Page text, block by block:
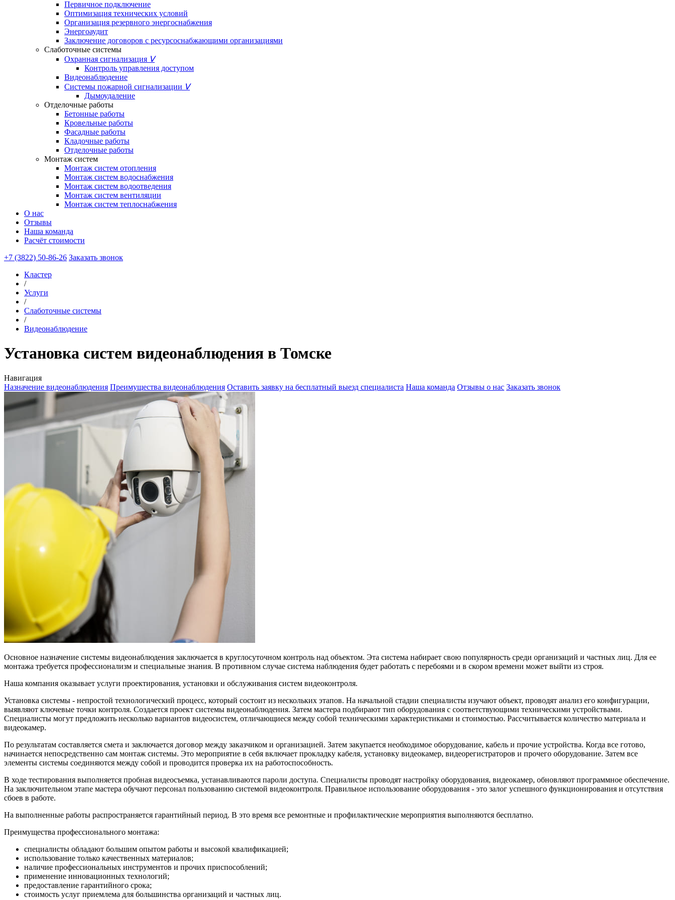
Первичное подключение
Оптимизация технических условий
Организация резервного энергоснабжения
Энергоаудит
Заключение договоров с ресурсоснабжающими организациями
Слаботочные системы
Охранная сигнализация ᐯ
Контроль управления доступом
Видеонаблюдение
Системы пожарной сигнализации ᐯ
Дымоудаление
Отделочные работы
Бетонные работы
Кровельные работы
Фасадные работы
Кладочные работы
Отделочные работы
Монтаж систем
Монтаж систем отопления
Монтаж систем водоснабжения
Монтаж систем водоотведения
Монтаж систем вентиляции
Монтаж систем теплоснабжения
О нас
Отзывы
Наша команда
Расчёт стоимости
+7 (3822) 50-86-26 Заказать звонок
Кластер
/
Услуги
/
Слаботочные системы
/
Видеонаблюдение
Установка систем видеонаблюдения в Томске
Навигация
Назначение видеонаблюдения Преимущества видеонаблюдения Оставить заявку на бесплатный выезд специалиста Наша команда Отзывы о нас Заказать звонок
Основное назначение системы видеонаблюдения заключается в круглосуточном контроль над объектом. Эта система набирает свою популярность среди организаций и частных лиц. Для ее
монтажа требуется профессионализм и специальные знания. В противном случае система наблюдения будет работать с перебоями и в скором времени может выйти из строя.
Наша компания оказывает услуги проектирования, установки и обслуживания систем видеоконтроля.
Установка системы - непростой технологический процесс, который состоит из нескольких этапов. На начальной стадии специалисты изучают объект, проводят анализ его конфигурации,
выявляют ключевые точки контроля. Создается проект системы видеонаблюдения. Затем мастера подбирают тип оборудования с соответствующими техническими устройствами.
Специалисты могут предложить несколько вариантов видеосистем, отличающиеся между собой техническими характеристиками и стоимостью. Рассчитывается количество материала и
видеокамер.
По результатам составляется смета и заключается договор между заказчиком и организацией. Затем закупается необходимое оборудование, кабель и прочие устройства. Когда все готово,
начинается непосредственно сам монтаж системы. Это мероприятие в себя включает прокладку кабеля, установку видеокамер, видеорегистраторов и прочего оборудование. Затем все
элементы системы соединяются между собой и проводится проверка их на работоспособность.
В ходе тестирования выполняется пробная видеосъемка, устанавливаются пароли доступа. Специалисты проводят настройку оборудования, видеокамер, обновляют программное обеспечение.
На заключительном этапе мастера обучают персонал пользованию системой видеоконтроля. Правильное использование оборудования - это залог успешного функционирования и отсутствия
сбоев в работе.
На выполненные работы распространяется гарантийный период. В это время все ремонтные и профилактические мероприятия выполняются бесплатно.
Преимущества профессионального монтажа:
специалисты обладают большим опытом работы и высокой квалификацией;
использование только качественных материалов;
наличие профессиональных инструментов и прочих приспособлений;
применение инновационных технологий;
предоставление гарантийного срока;
стоимость услуг приемлема для большинства организаций и частных лиц.